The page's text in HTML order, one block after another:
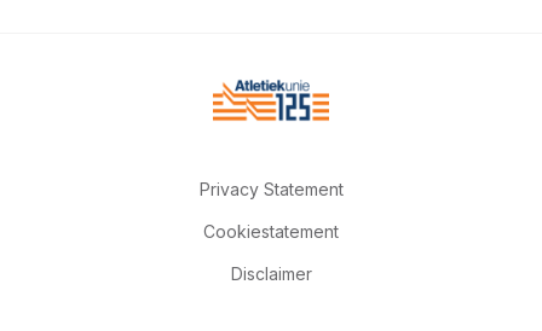
Privacy Statement
Cookiestatement
Disclaimer